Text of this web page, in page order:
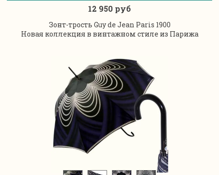
12 950 руб
Зонт-трость Guy de Jean Paris 1900
Новая коллекция в винтажном стиле из Парижа